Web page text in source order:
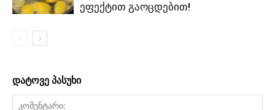
ეფექტით გაოცდებით!
დატოვე პასუხი